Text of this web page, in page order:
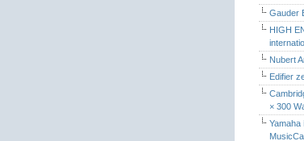
Gauder
HIGH
Nubert
Edifier
× 300
Yamaha